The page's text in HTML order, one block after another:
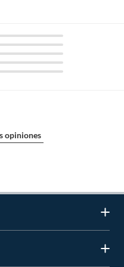
opiniones